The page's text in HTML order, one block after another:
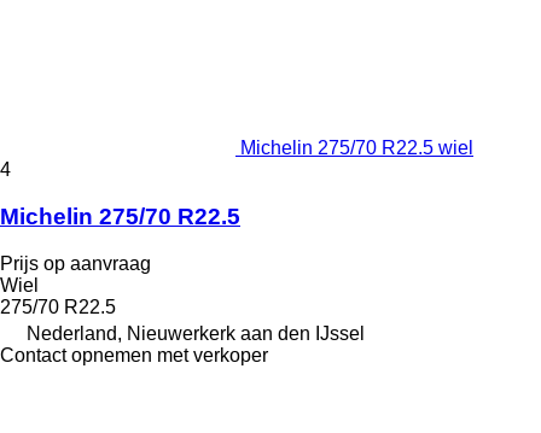
Michelin 275/70 R22.5 wiel
4
Michelin 275/70 R22.5
Prijs op aanvraag
Wiel
275/70 R22.5
Nederland, Nieuwerkerk aan den IJssel
Contact opnemen met verkoper